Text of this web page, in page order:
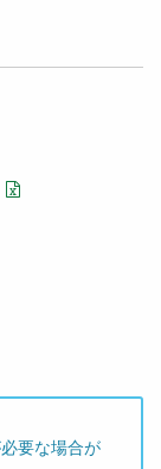
要な場合が